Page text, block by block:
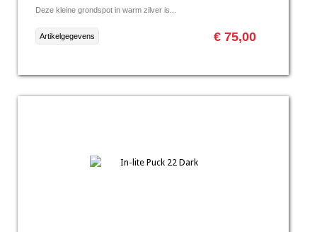
Deze kleine grondspot in warm zilver is...
€ 75,00
Artikelgegevens